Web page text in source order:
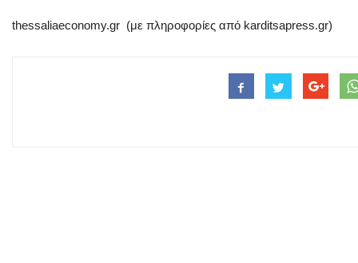
thessaliaeconomy.gr (με πληροφορίες από karditsapress.gr)